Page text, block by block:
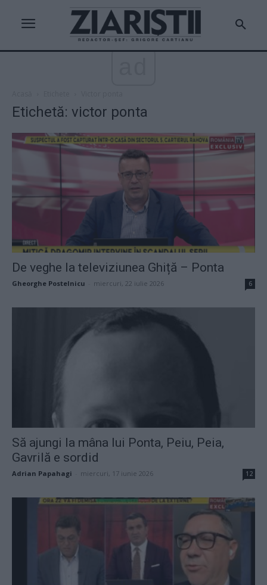
Etichetă: victor ponta
De veghe la televiziunea Ghiță – Ponta
Gheorghe Postelnicu miercuri, 22 iulie 2026 6
Să ajungi la mâna lui Ponta, Peiu, Peia,
Gavrilă e sordid
Adrian Papahagi miercuri, 17 iunie 2026 12